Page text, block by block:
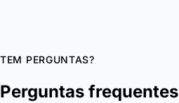
TEM PERGUNTAS?
Perguntas frequentes